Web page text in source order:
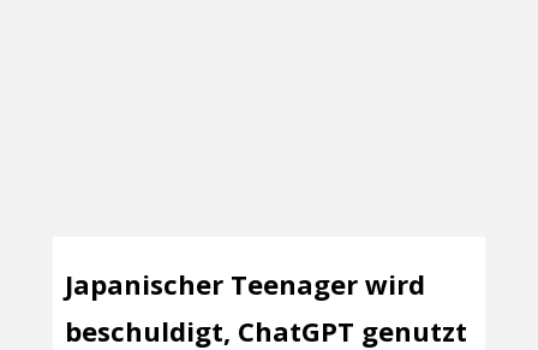
Japanischer Teenager wird
beschuldigt, ChatGPT genutzt